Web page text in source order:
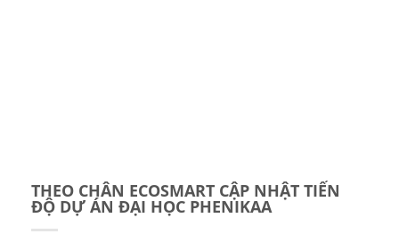
THEO CHÂN ECOSMART CẬP NHẬT TIẾN
ĐỘ DỰ ÁN ĐẠI HỌC PHENIKAA